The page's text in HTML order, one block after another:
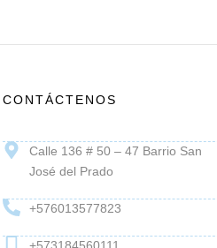
CONTÁCTENOS
Calle 136 # 50 – 47 Barrio San
José del Prado
+576013577823